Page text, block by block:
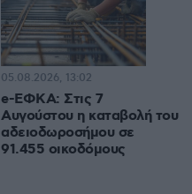
e-ΕΦΚΑ: Στις 7
Αυγούστου η καταβολή του
αδειοδωροσήμου σε
91.455 οικοδόμους
05.08.2026, 13:02